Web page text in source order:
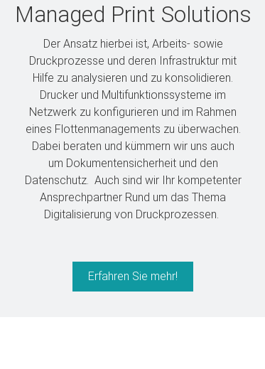
Managed Print Solutions
Der Ansatz hierbei ist, Arbeits- sowie
Druckprozesse und deren Infrastruktur mit
Hilfe zu analysieren und zu konsolidieren.
Drucker und Multifunktionssysteme im
Netzwerk zu konfigurieren und im Rahmen
eines Flottenmanagements zu überwachen.
Dabei beraten und kümmern wir uns auch
um Dokumentensicherheit und den
Datenschutz. Auch sind wir Ihr kompetenter
Ansprechpartner Rund um das Thema
Digitalisierung von Druckprozessen.
Erfahren Sie mehr!